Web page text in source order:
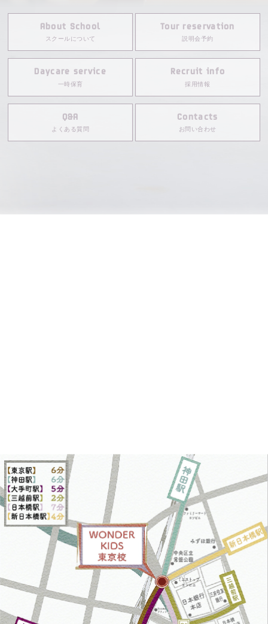
About School
スクールについて
Tour reservation
説明会予約
Daycare service
一時保育
Recruit info
採用情報
Q&A
よくある質問
Contacts
お問い合わせ